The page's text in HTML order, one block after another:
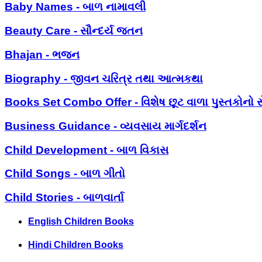
Baby Names - બાળ નામાવલી
Beauty Care - સૌન્દર્ય જતન
Bhajan - ભજન
Biography - જીવન ચરિત્ર તથા આત્મકથા
Books Set Combo Offer - વિશેષ છૂટ વાળા પુસ્તકોનો
Business Guidance - વ્યવસાય માર્ગદર્શન
Child Development - બાળ વિકાસ
Child Songs - બાળ ગીતો
Child Stories - બાળવાર્તા
English Children Books
Hindi Children Books